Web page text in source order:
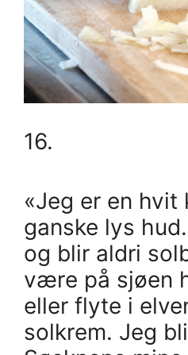
16.
«Jeg er en hvit
ganske lys
og blir aldri
være på sjøen
eller flyte i
solkrem. Jeg